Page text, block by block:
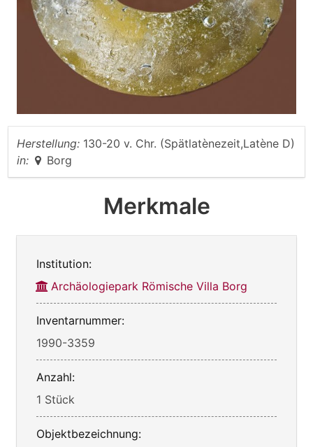
Herstellung: 130-20 v. Chr. (Spätlatènezeit,Latène D)
in:
Borg
Merkmale
Institution:
Archäologiepark Römische Villa Borg
Inventarnummer:
1990-3359
Anzahl:
1 Stück
Objektbezeichnung: